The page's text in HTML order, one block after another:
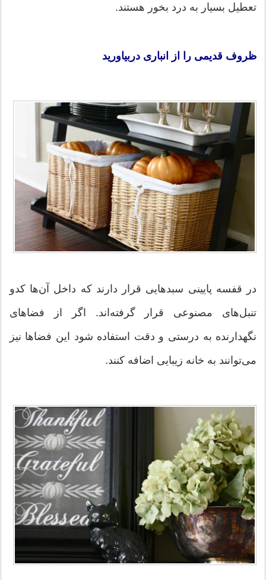
تعطیل بسیار به درد بخور هستند.
ظروف قدیمی را از انباری دربیاورید
در قفسه پایینی سبدهایی قرار دارند كه داخل آن‌ها كدو
تنبل‌های مصنوعی قرار گرفته‌اند. اگر از فضاهای
نگهدارنده به درستی و دقت استفاده شود این فضاها نیز
می‌توانند به خانه زیبایی اضافه كنند.